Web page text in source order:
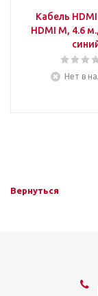
Кабель
HDMI M, 4.6
Нет в
Вернуться